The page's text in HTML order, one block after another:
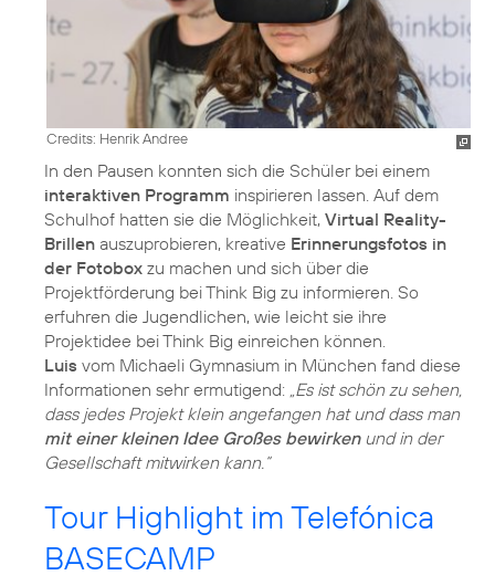
Credits: Henrik Andree
In den Pausen konnten sich die Schüler bei einem
interaktiven Programm inspirieren lassen. Auf dem
Schulhof hatten sie die Möglichkeit, Virtual Reality-
Brillen auszuprobieren, kreative Erinnerungsfotos in
der Fotobox zu machen und sich über die
Projektförderung bei Think Big zu informieren. So
erfuhren die Jugendlichen, wie leicht sie ihre
Luis vom Michaeli Gymnasium in München fand diese
Informationen sehr ermutigend: „Es ist schön zu sehen,
dass jedes Projekt klein angefangen hat und dass man
mit einer kleinen Idee Großes bewirkenund in der
Gesellschaft mitwirken kann.“
Tour Highlight im Telefónica
BASECAMP